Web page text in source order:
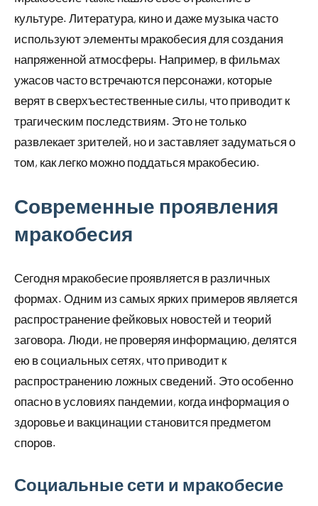
культуре. Литература, кино и даже музыка часто
используют элементы мракобесия для создания
напряженной атмосферы. Например, в фильмах
ужасов часто встречаются персонажи, которые
верят в сверхъестественные силы, что приводит к
трагическим последствиям. Это не только
развлекает зрителей, но и заставляет задуматься о
том, как легко можно поддаться мракобесию.
Современные проявления
мракобесия
Сегодня мракобесие проявляется в различных
формах. Одним из самых ярких примеров является
распространение фейковых новостей и теорий
заговора. Люди, не проверяя информацию, делятся
ею в социальных сетях, что приводит к
распространению ложных сведений. Это особенно
опасно в условиях пандемии, когда информация о
здоровье и вакцинации становится предметом
споров.
Социальные сети и мракобесие